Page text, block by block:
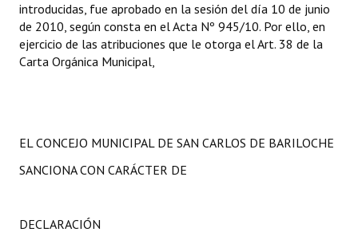
introducidas, fue aprobado en la sesión del día 10 de junio
de 2010, según consta en el Acta Nº 945/10. Por ello, en
ejercicio de las atribuciones que le otorga el Art. 38 de la
Carta Orgánica Municipal,
EL CONCEJO MUNICIPAL DE SAN CARLOS DE BARILOCHE
SANCIONA CON CARÁCTER DE
DECLARACIÓN